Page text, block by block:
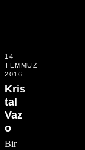
14
TEMMUZ
2016
Kris
tal
Vaz
o
Bir